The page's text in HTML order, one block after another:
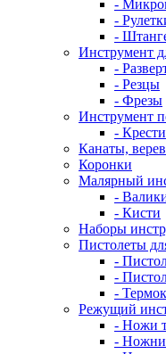
-
-
-
Инструмент
-
- Резцы
- Фрезы
Инструмент
-
Канаты,
Коронки
Малярный
-
- Кисти
Наборы
Пистолеты
-
-
-
Режущий
- Ножи
-